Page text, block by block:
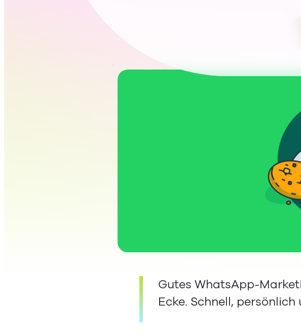
Gutes WhatsApp-
Ecke. Schnell,